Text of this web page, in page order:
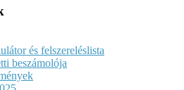
és felszereléslista
beszámolója